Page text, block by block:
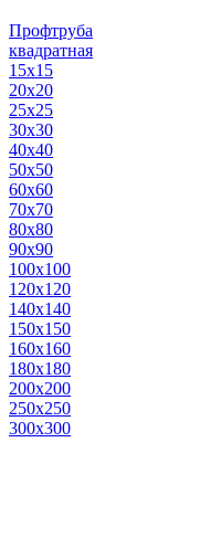
Профтруба
квадратная
15х15
20х20
25х25
30х30
40х40
50х50
60х60
70х70
80х80
90х90
100х100
120х120
140х140
150х150
160х160
180х180
200х200
250х250
300х300